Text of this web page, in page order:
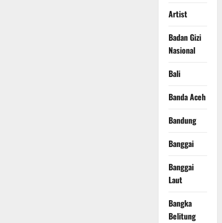
Artist
Badan Gizi
Nasional
Bali
Banda Aceh
Bandung
Banggai
Banggai
Laut
Bangka
Belitung